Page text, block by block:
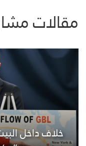
مقالات
خلاف داخل